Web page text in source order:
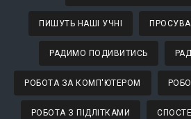
ПИШУТЬ НАШІ УЧНІ
РАДИМО ПОДИВИТИСЬ
РОБОТА ЗА КОМП'ЮТЕРОМ
РОБОТА З ПІДЛІТКАМИ